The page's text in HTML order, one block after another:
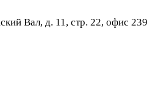
Вал, д. 11, стр. 22, офис 239